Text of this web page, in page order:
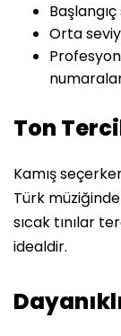
Orta
Ton
Kamış
Türk
sıcak tınılar
idealdir.